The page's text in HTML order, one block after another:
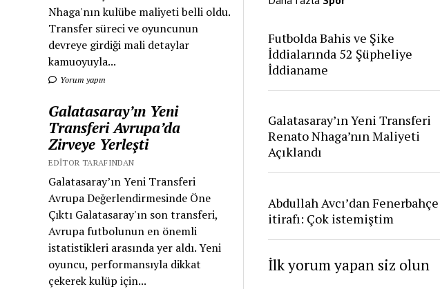
Nhaga'nın kulübe maliyeti belli oldu.
Transfer süreci ve oyuncunun
devreye girdiği mali detaylar
kamuoyuyla...
Yorum yapın
Galatasaray’ın Yeni
Transferi Avrupa’da
Zirveye Yerleşti
EDITOR TARAFINDAN
Galatasaray’ın Yeni Transferi
Avrupa Değerlendirmesinde Öne
Çıktı Galatasaray'ın son transferi,
Avrupa futbolunun en önemli
istatistikleri arasında yer aldı. Yeni
oyuncu, performansıyla dikkat
çekerek kulüp için...
Futbolda Bahis ve Şike
İddialarında 52 Şüpheliye
İddianame
Galatasaray’ın Yeni Transferi
Renato Nhaga’nın Maliyeti
Açıklandı
Abdullah Avcı’dan Fenerbahçe
itirafı: Çok istemiştim
İlk yorum yapan siz olun